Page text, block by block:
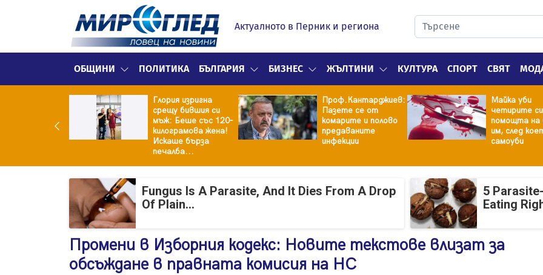
Актуалното в Перник и региона
ОБЩИНИ ПОЛИТИКА БЪЛГАРИЯ БИЗНЕС ЖЪЛТИНИ КУЛТУРА СПОРТ СВЯТ
Глория изригна
срещу бившия си
мъж: Беше със 120-
килограмова жена!
Искаше бърза
печалба...
Проф.Кантарджиев:
Пазете се от
комарите и полово
предаваните
инфекции
Майка уби
четирите
помощта на
им, след
самоуби
Fungus Is A Parasite, And It Dies From A Drop
Of Plain...
5
Eating
Промени в Изборния кодекс: Новите текстове влизат за
обсъждане в правната комисия на НС